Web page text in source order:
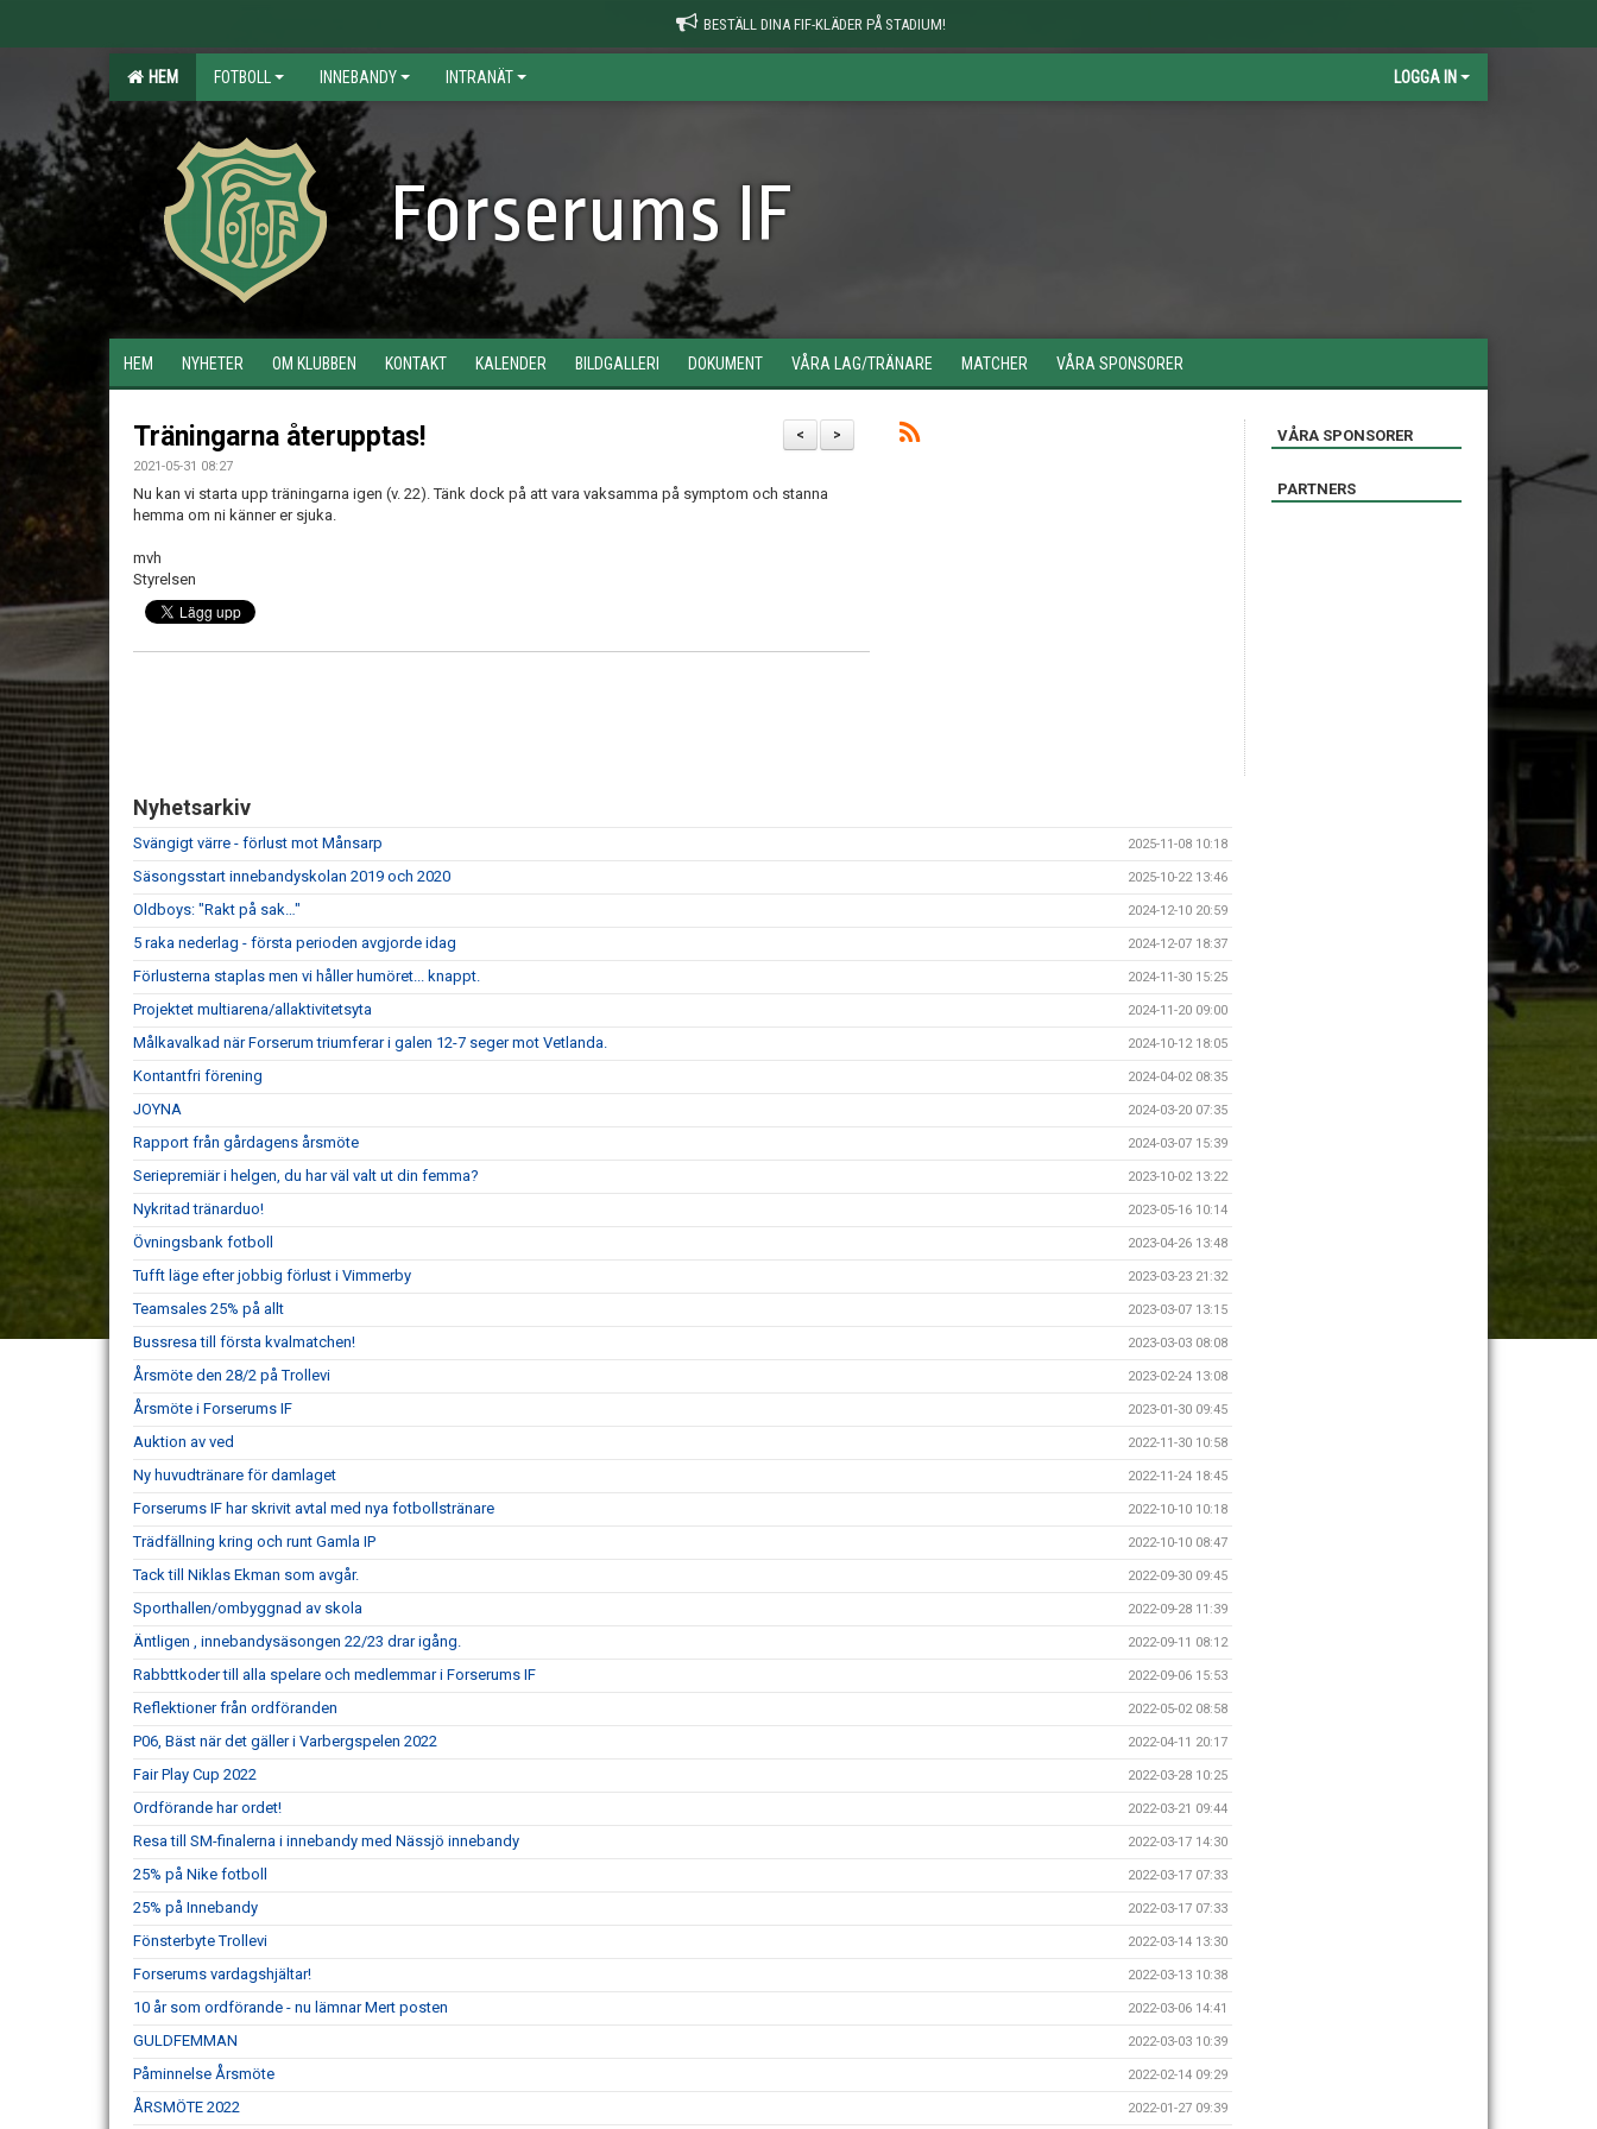
BESTÄLL DINA FIF-KLÄDER PÅ STADIUM!
HEM FOTBOLL INNEBANDY INTRANÄT LOGGA IN
Forserums IF
HEM NYHETER OM KLUBBEN KONTAKT KALENDER BILDGALLERI DOKUMENT VÅRA LAG/TRÄNARE MATCHER VÅRA SPONSORER
>
<
Träningarna återupptas!
2021-05-31 08:27
Nu kan vi starta upp träningarna igen (v. 22). Tänk dock på att vara vaksamma på symptom och stanna
hemma om ni känner er sjuka.
mvh
Styrelsen
Nyhetsarkiv
Svängigt värre - förlust mot Månsarp 2025-11-08 10:18
Säsongsstart innebandyskolan 2019 och 2020 2025-10-22 13:46
Oldboys: "Rakt på sak…" 2024-12-10 20:59
5 raka nederlag - första perioden avgjorde idag 2024-12-07 18:37
Förlusterna staplas men vi håller humöret... knappt. 2024-11-30 15:25
Projektet multiarena/allaktivitetsyta 2024-11-20 09:00
Målkavalkad när Forserum triumferar i galen 12-7 seger mot Vetlanda. 2024-10-12 18:05
Kontantfri förening 2024-04-02 08:35
JOYNA 2024-03-20 07:35
Rapport från gårdagens årsmöte 2024-03-07 15:39
Seriepremiär i helgen, du har väl valt ut din femma? 2023-10-02 13:22
Nykritad tränarduo! 2023-05-16 10:14
Övningsbank fotboll 2023-04-26 13:48
Tufft läge efter jobbig förlust i Vimmerby 2023-03-23 21:32
Teamsales 25% på allt 2023-03-07 13:15
Bussresa till första kvalmatchen! 2023-03-03 08:08
Årsmöte den 28/2 på Trollevi 2023-02-24 13:08
Årsmöte i Forserums IF 2023-01-30 09:45
Auktion av ved 2022-11-30 10:58
Ny huvudtränare för damlaget 2022-11-24 18:45
Forserums IF har skrivit avtal med nya fotbollstränare 2022-10-10 10:18
Trädfällning kring och runt Gamla IP 2022-10-10 08:47
Tack till Niklas Ekman som avgår. 2022-09-30 09:45
Sporthallen/ombyggnad av skola 2022-09-28 11:39
Äntligen , innebandysäsongen 22/23 drar igång. 2022-09-11 08:12
Rabbttkoder till alla spelare och medlemmar i Forserums IF 2022-09-06 15:53
Reflektioner från ordföranden 2022-05-02 08:58
P06, Bäst när det gäller i Varbergspelen 2022 2022-04-11 20:17
Fair Play Cup 2022 2022-03-28 10:25
Ordförande har ordet! 2022-03-21 09:44
Resa till SM-finalerna i innebandy med Nässjö innebandy 2022-03-17 14:30
25% på Nike fotboll 2022-03-17 07:33
25% på Innebandy 2022-03-17 07:33
Fönsterbyte Trollevi 2022-03-14 13:30
Forserums vardagshjältar! 2022-03-13 10:38
10 år som ordförande - nu lämnar Mert posten 2022-03-06 14:41
GULDFEMMAN 2022-03-03 10:39
Påminnelse Årsmöte 2022-02-14 09:29
ÅRSMÖTE 2022 2022-01-27 09:39
VÅRA SPONSORER
PARTNERS